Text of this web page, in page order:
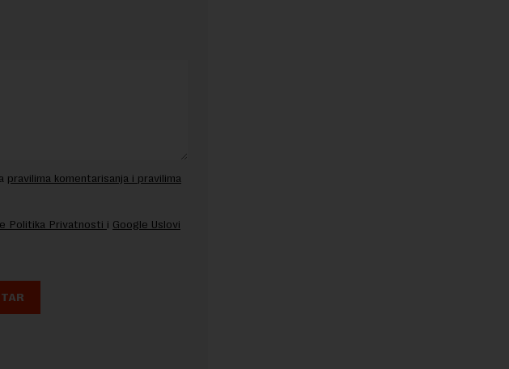
pravilima komentarisanja i pravilima
Politika Privatnosti i Google Uslovi